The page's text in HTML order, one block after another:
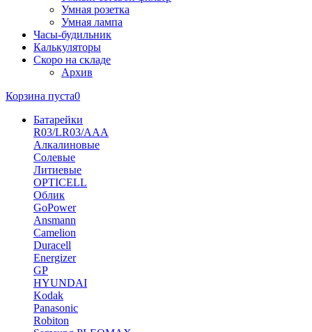
Умная розетка
Умная лампа
Часы-будильник
Калькуляторы
Скоро на складе
Архив
Корзина пуста0
Батарейки
R03/LR03/AAA
Алкалиновые
Солевые
Литиевые
OPTICELL
Облик
GoPower
Ansmann
Camelion
Duracell
Energizer
GP
HYUNDAI
Kodak
Panasonic
Robiton